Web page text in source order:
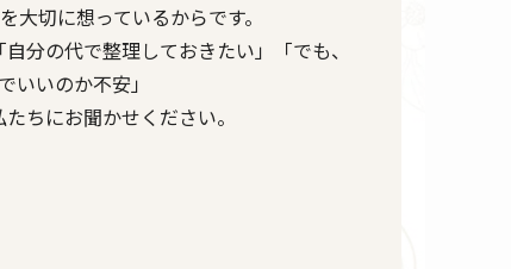
大切に想っているからです。
分の代で整理しておきたい」「でも、
いいのか不安」
ちにお聞かせください。